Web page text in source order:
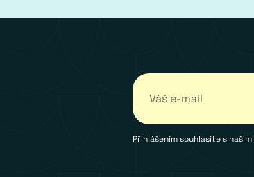
Přihlášením souhlasíte s našimi